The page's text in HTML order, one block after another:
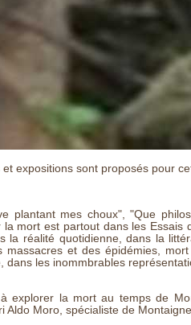
expositions sont proposés pour
plantant mes choux", "Que
mort est partout dans les Essais
la réalité quotidienne, dans la
massacres et des épidémies,
dans les inommbrables
explorer la mort au temps de
Aldo Moro, spécialiste de